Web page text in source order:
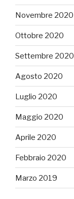
Novembre 2020
Ottobre 2020
Settembre 2020
Agosto 2020
Luglio 2020
Maggio 2020
Aprile 2020
Febbraio 2020
Marzo 2019